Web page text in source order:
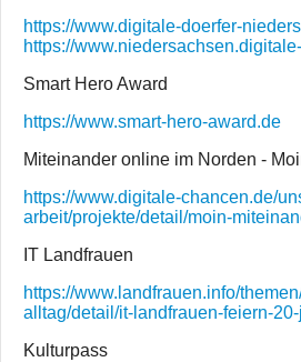
https://www.digitale-doerfer-
https://
Smart Hero Award
https://www.smart-hero-award.de
Miteinander online im Norden -
https://www.digitale-chancen.de/
arbeit/projekte/detail/moin-
IT Landfrauen
https://www.landfrauen.info/
alltag/detail/it-landfrauen-feiern-
Kulturpass